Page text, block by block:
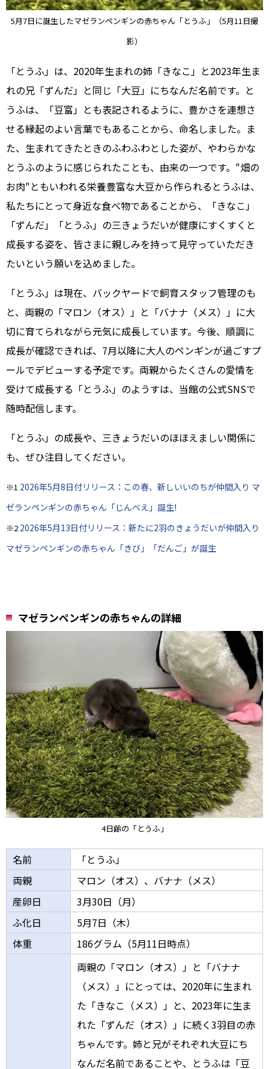
5月7日に誕生したマゼランペンギンの赤ちゃん「とうふ」（5月11日撮
影）
「とうふ」は、2020年生まれの姉「きなこ」と2023年生ま
れの兄「ずんだ」と同じ「大豆」にちなんだ名前です。と
うふは、「豆富」とも表記されるように、豊かさを連想さ
せる縁起のよい言葉でもあることから、命名しました。ま
た、生まれてきたときのふわふわとした姿が、やわらかな
とうふのように感じられたことも、由来の一つです。"畑の
お肉"ともいわれる栄養豊富な大豆から作られるとうふは、
私たちにとって身近な食べ物であることから、「きなこ」
「ずんだ」「とうふ」の三きょうだいが健康にすくすくと
成長する姿を、皆さまに親しみを持って見守っていただき
たいという願いを込めました。
「とうふ」は現在、バックヤードで飼育スタッフ管理のも
と、両親の「マロン（オス）」と「バナナ（メス）」に大
切に育てられながら元気に成長しています。今後、順調に
成長が確認できれば、7月以降に大人のペンギンが過ごすプ
ールでデビューする予定です。両親からたくさんの愛情を
受けて成長する「とうふ」のようすは、当館の公式SNSで
随時配信します。
「とうふ」の成長や、三きょうだいのほほえましい関係に
も、ぜひ注目してください。
※1 2026年5月8日付リリース：この春、新しいいのちが仲間入り マ
ゼランペンギンの赤ちゃん「じんべえ」誕生!
※2 2026年5月13日付リリース：新たに2羽のきょうだいが仲間入り
マゼランペンギンの赤ちゃん「きび」「だんご」が誕生
マゼランペンギンの赤ちゃんの詳細
4日齢の「とうふ」
名前
「とうふ」
両親
マロン（オス）、バナナ（メス）
産卵日
3月30日（月）
ふ化日
5月7日（木）
体重
186グラム（5月11日時点）
両親の「マロン（オス）」と「バナナ
（メス）」にとっては、2020年に生まれ
た「きなこ（メス）」と、2023年に生ま
れた「ずんだ（オス）」に続く3羽目の赤
ちゃんです。姉と兄がそれぞれ大豆にち
なんだ名前であることや、とうふは「豆